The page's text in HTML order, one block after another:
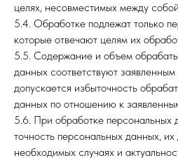
целях, несовместимых между
5.4. Обработке подлежат только
которые отвечают целям их
5.5. Содержание и объем
данных соответствуют
допускается избыточность
данных по отношению к
5.6. При обработке персональных
точность персональных данных, их
необходимых случаях и